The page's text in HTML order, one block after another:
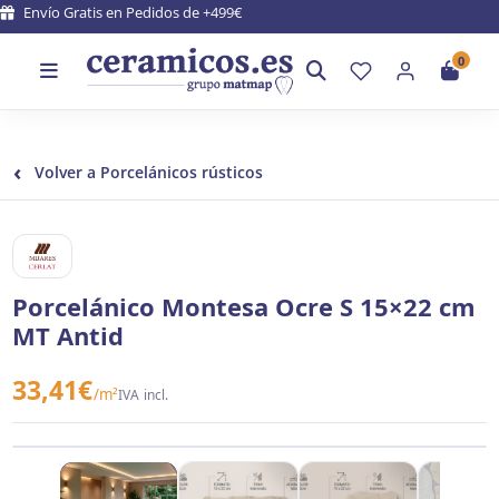
Envío Gratis en Pedidos de +499€
0
‹ Volver a Porcelánicos rústicos
MIJARES Y CERLAT
Porcelánico Montesa Ocre S 15×22 cm
MT Antid
33,41€/m²IVA incl.